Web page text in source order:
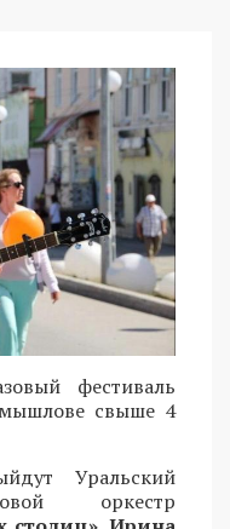
фестиваль
свыше 4
Уральский
оркестр